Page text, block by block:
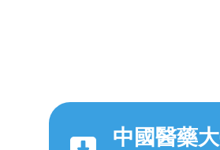
中國醫藥